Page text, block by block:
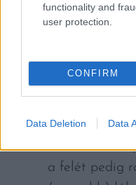
functionality and
user protection.
CONFIRM
Data Deletion Data
Készítsünk elő
Hámozzuk
A maradék
a felét pedig